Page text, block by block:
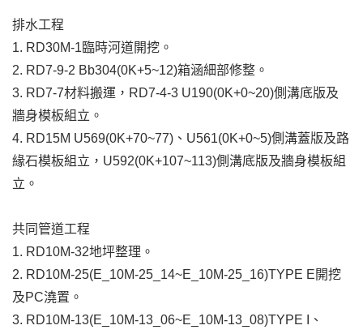
排水工程
1. RD30M-1臨時河道開挖。
2. RD7-9-2 Bb304(0K+5~12)箱涵細部修整。
3. RD7-7材料搬運，RD7-4-3 U190(0K+0~20)側溝底版及
牆身模板組立。
4. RD15M U569(0K+70~77)、U561(0K+0~5)側溝蓋版及路
緣石模板組立，U592(0K+107~113)側溝底版及牆身模板組
立。
共同管道工程
1. RD10M-32地坪整理。
2. RD10M-25(E_10M-25_14~E_10M-25_16)TYPE E開挖
及PC澆置。
3. RD10M-13(E_10M-13_06~E_10M-13_08)TYPE I、